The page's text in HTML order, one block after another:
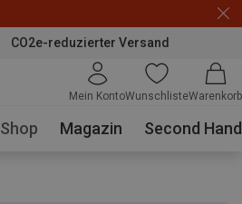
CO2e-reduzierter Versand
Mein KontoWunschlisteWarenkorb
Shop Magazin Second Hand